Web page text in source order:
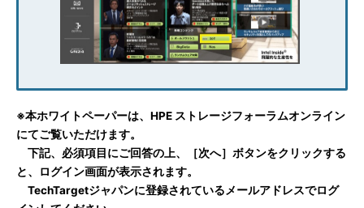
※本ホワイトペーパーは、HPE ストレージフォーラムオンライン
にてご覧いただけます。
下記、必須項目にご回答の上、［次へ］ボタンをクリックする
と、ログイン画面が表示されます。
TechTargetジャパンに登録されているメールアドレスでログ